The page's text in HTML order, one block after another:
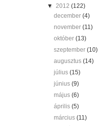
▼ 2012 (122)
december(4)
november(11)
október(13)
szeptember(10)
augusztus(14)
július(15)
június(9)
május(6)
április(5)
március(11)